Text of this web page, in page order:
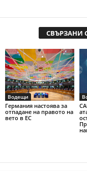
СВЪРЗАНИ
Водещи
Германия настоява за
отпадане на правото на
вето в ЕС